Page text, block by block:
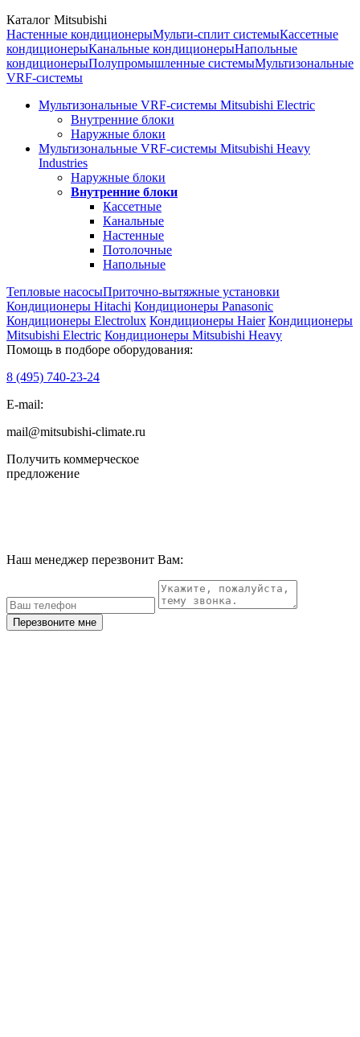
Каталог Mitsubishi
Настенные кондиционерыМульти-сплит системыКассетные
кондиционерыКанальные кондиционерыНапольные
кондиционерыПолупромышленные системыМультизональные
VRF-системы
Мультизональные VRF-системы Mitsubishi Electric
Внутренние блоки
Наружные блоки
Мультизональные VRF-системы Mitsubishi Heavy
Industries
Наружные блоки
Внутренние блоки
Кассетные
Канальные
Настенные
Потолочные
Напольные
Тепловые насосыПриточно-вытяжные установки
Кондиционеры Hitachi Кондиционеры Panasonic
Кондиционеры Electrolux Кондиционеры Haier Кондиционеры
Mitsubishi Electric Кондиционеры Mitsubishi Heavy
Помощь в подборе оборудования:
8 (495) 740-23-24
E-mail:
mail@mitsubishi-climate.ru
Получить коммерческое
предложение
Наш менеджер перезвонит Вам:
Перезвоните мне